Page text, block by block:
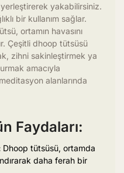
yakabilirsiniz.
bir kullanım sağlar.
ortamın havasını
Çeşitli dhoop tütsüsü
zihni sakinleştirmek ya
amacıyla
alanlarında
Faydaları:
Dhoop tütsüsü, ortamda
daha ferah bir